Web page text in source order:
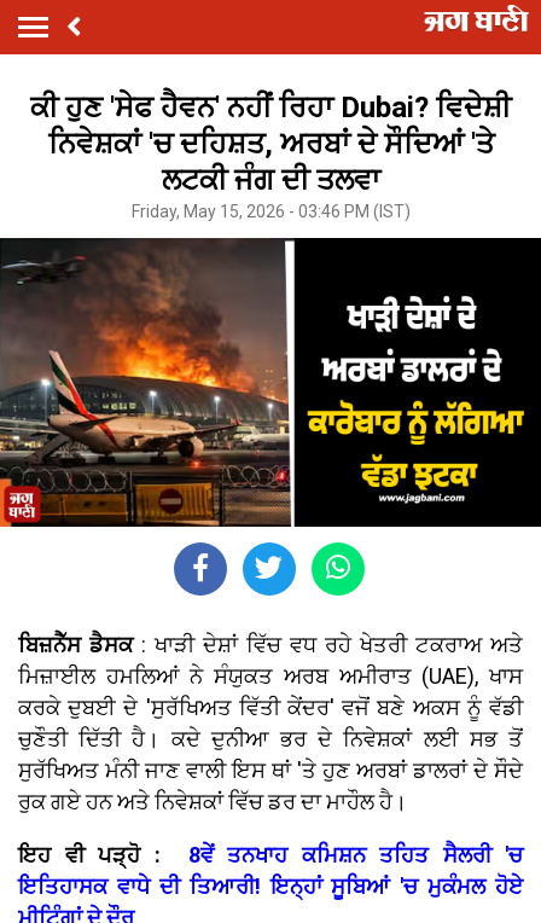
ਕੀ ਹੁਣ 'ਸੇਫ ਹੈਵਨ' ਨਹੀਂ ਰਿਹਾ Dubai? ਵਿਦੇਸ਼ੀ
ਨਿਵੇਸ਼ਕਾਂ 'ਚ ਦਹਿਸ਼ਤ, ਅਰਬਾਂ ਦੇ ਸੌਦਿਆਂ 'ਤੇ
ਲਟਕੀ ਜੰਗ ਦੀ ਤਲਵਾ
Friday, May 15, 2026 - 03:46 PM (IST)
ਬਿਜ਼ਨੈੱਸ ਡੈਸਕ: ਖਾੜੀ ਦੇਸ਼ਾਂ ਵਿੱਚ ਵਧ ਰਹੇ ਖੇਤਰੀ ਟਕਰਾਅ ਅਤੇ
ਮਿਜ਼ਾਈਲ ਹਮਲਿਆਂ ਨੇ ਸੰਯੁਕਤ ਅਰਬ ਅਮੀਰਾਤ (UAE), ਖਾਸ
ਕਰਕੇ ਦੁਬਈ ਦੇ 'ਸੁਰੱਖਿਅਤ ਵਿੱਤੀ ਕੇਂਦਰ' ਵਜੋਂ ਬਣੇ ਅਕਸ ਨੂੰ ਵੱਡੀ
ਚੁਣੌਤੀ ਦਿੱਤੀ ਹੈ। ਕਦੇ ਦੁਨੀਆ ਭਰ ਦੇ ਨਿਵੇਸ਼ਕਾਂ ਲਈ ਸਭ ਤੋਂ
ਸੁਰੱਖਿਅਤ ਮੰਨੀ ਜਾਣ ਵਾਲੀ ਇਸ ਥਾਂ 'ਤੇ ਹੁਣ ਅਰਬਾਂ ਡਾਲਰਾਂ ਦੇ ਸੌਦੇ
ਰੁਕ ਗਏ ਹਨ ਅਤੇ ਨਿਵੇਸ਼ਕਾਂ ਵਿੱਚ ਡਰ ਦਾ ਮਾਹੌਲ ਹੈ।
ਇਹ ਵੀ ਪੜ੍ਹੋ : 8ਵੇਂ ਤਨਖਾਹ ਕਮਿਸ਼ਨ ਤਹਿਤ ਸੈਲਰੀ 'ਚ
ਇਤਿਹਾਸਕ ਵਾਧੇ ਦੀ ਤਿਆਰੀ! ਇਨ੍ਹਾਂ ਸੂਬਿਆਂ 'ਚ ਮੁਕੰਮਲ ਹੋਏ
ਮੀਟਿੰਗਾਂ ਦੇ ਦੌਰ